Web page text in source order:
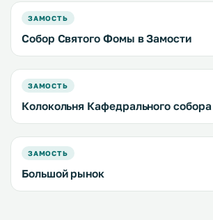
ЗАМОСТЬ
Собор Святого Фомы в Замости
ЗАМОСТЬ
Колокольня Кафедрального собора
ЗАМОСТЬ
Большой рынок